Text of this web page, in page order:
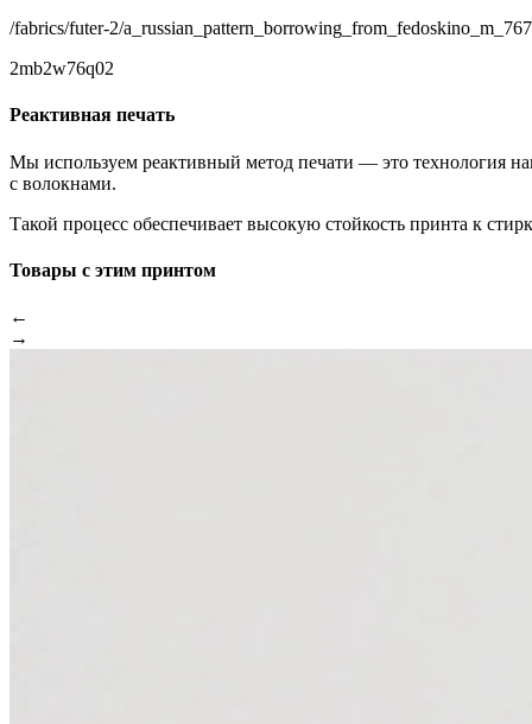
/fabrics/futer-2/
2mb2w76q02
Реактивная печать
Мы используем реактивный метод печати — это технология
с волокнами.
Такой процесс обеспечивает высокую стойкость принта к
Товары с этим принтом
←
→